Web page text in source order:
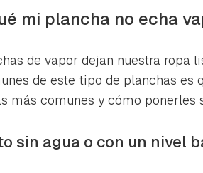
mi plancha no echa
de vapor dejan nuestra ropa
de este tipo de planchas es
más comunes y cómo ponerles
sin agua o con un nivel